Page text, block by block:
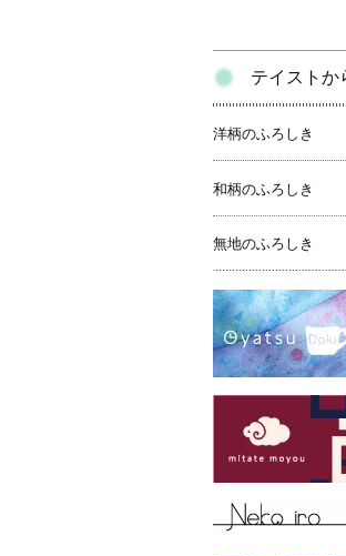
テイストか
洋柄のふろしき
和柄のふろしき
無地のふろしき